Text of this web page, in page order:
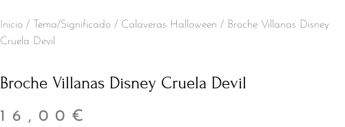
Inicio / Tema/Significado / Calaveras Halloween / Broche Villanas Disney
Cruela Devil
Broche Villanas Disney Cruela Devil
16,00 €